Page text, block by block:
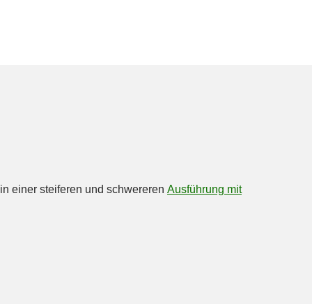
einer steiferen und schwereren Ausführung mit